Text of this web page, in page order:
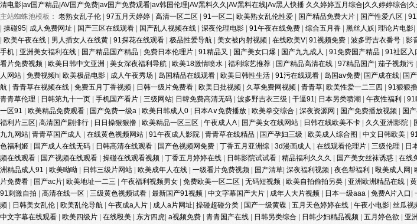
清电影|av国产精品|AV国产免费|av国产免费观看|av韩国伦理|AV黑料久久|AV黑料在线|Av黑人快播 久久婷婷五月综合|久久婷婷综合|
主站蜘蛛池模板： 老熟女乱子伦 97五月天婷婷 高清一区二区 91一区二 欧美熟女乱伦性爱 国产精品免费大片 国产性爱八区
操碰95 成人免费网址 国产三区在线观看 国产乱人视频在线 深夜伦理电影 91午夜在线免费 综合五月香 黑丝人妖 理论片电影
欧美午夜在线 男人插女人在线黄 91探花在线观看 极品性爱导航 美女被内射视频 在线欧美V 91视频免费 波多野吉衣番号 影
手机
亚洲美女福利在线 国产精品国产精品 免费日本伦理片 91精品又 国产美女口爆 国产九九成人 91免费国产精品 91社区入
看片免费视频
欧美日韩中文亚洲 美女深夜福利导航 欧美18激情喷水 福利综艺推荐 国产精品高清在线 97精品国产 茄子视频污
人网站
免费视频h 欧美极品电影 成人午夜秀场 岛国精品在线观看 欧美日韩性生活 91污在线观看 岛国av免费 国产成在线 国
航
青青草在视频在线 免费五月丁香视频 日韩一级片免费看 欧美日批视频 久草免费网视频 青青草 欧美性爱一二三四 91狠狠撸
青青草伦理
日韩第九十一页 手机国产看片 三级网站 日韓免费高清无码 波多野吉衣三级 干逼91 日本另类喷潮 午夜性福利 91
一区91
欧美精品免费观看 国产免费一级a 欧美日韩成人0 日本A∨免费播放 欧美拳交综合 深夜资源网 国产免费播放视频 国
福利片三区 高清国产剧排行 日日操狠狠撸 欧美精品一区三区 午夜成人A 国产美女在线网站 日韩在线欧美不卡 久久亚洲影院
九九网站 青青草国产成人 在线黄色视频网站 91午夜成人影院 青青草在线精品 国产孕妇三级 欧美成人综合图 中文日韩欧美
色福利姬
国产成人在线无码 日韩高清在线观看 国产色视频网免费 丁香五月亚洲综 3d漫画成人 在线观看伦理片 三级伦理 日
频在线观看
国产视频在线观看 操碰在线观看视频 丁香五月婷婷在线 日韩影院试试看 精品福利久久久 国产美女丝袜诱惑 在线
洲精品成人91
欧美呦呦 日韩三级片网站 欧美成年人在线 一级看片免费视频 国产清草 深夜福利视频 夜色帮福利 殴美成人网
片免费看
国产ac片 欧美地址一二三 午夜福利视频男女 免费欧美一区二区 无码短视频 欧美自拍偷拍另类 亚洲欧洲精品在线
91刺激自拍
高清在线一区 三级黄色视频试看 最新国产91视频 中文字幕国产大片 成年人大片视频 日本一级aaa 免费A片入口
频
日韩美女乱伦 欧美乱伦导航 午夜成a人片 成人a片网址 操碰超碰分类 国产一级黄碟 五月天色婷婷在线 午夜小电影 丝瓜视
中文字幕在线观看
欧美四级片 在线殴美 东方四虎 a视频免费 青青国产在线 日韩另类综合 日韩少妇精品视频 五月婷色欲 亚